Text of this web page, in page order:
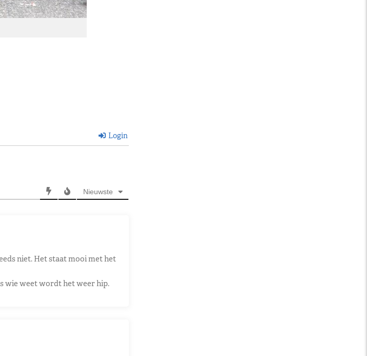
Login
Nieuwste
niet. Het staat mooi met het
wie weet wordt het weer hip.